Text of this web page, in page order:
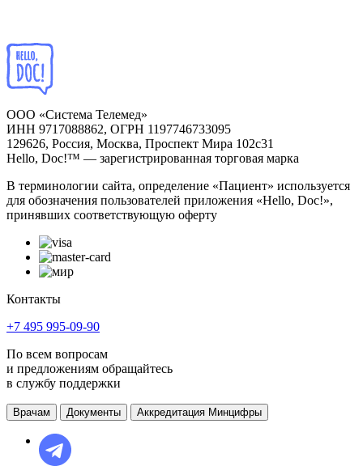
ООО «Система Телемед»
ИНН 9717088862, ОГРН 1197746733095
129626, Россия, Москва, Проспект Мира 102с31
Hello, Doc!™ — зарегистрированная торговая марка
В терминологии сайта, определение «Пациент» используется
для обозначения пользователей приложения «Hello, Doc!»,
принявших соответствующую оферту
Контакты
+7 495 995-09-90
По всем вопросам
и предложениям обращайтесь
в службу поддержки
Врачам Документы Аккредитация Минцифры